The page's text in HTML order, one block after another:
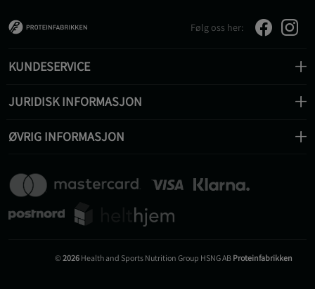
Følg oss her:
KUNDESERVICE
JURIDISK INFORMASJON
ØVRIG INFORMASJON
©2026 Health and Sports Nutrition Group HSNG AB Proteinfabrikken